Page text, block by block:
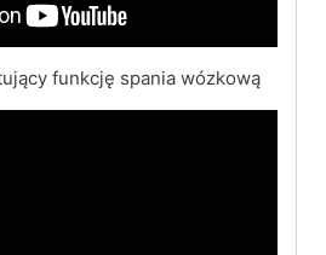
funkcję spania wózkową